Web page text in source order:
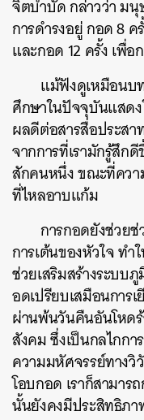
จิตบำบัด กล่าวว่า มนุ
การดำรงอยู่ กอด 8
และกอด 12 ครั้ง เพื่
แม้ฟังดูเหมือนบ
ศึกษาในปัจจุบันแสด
ผลดีต่อสารสื่อประสา
จากการที่เรามักรู้สึก
สักคนหนึ่ง ขณะที่ควา
ที่ไหลอาบแก้ม
การกอดยังช่วย
การเต้นของหัวใจ ท
ช่วยเสริมสร้างระบบ
อดเปรียบเสมือนการ
ผ่านพ้นวันคืนอันโหด
สังคม ซึ่งเป็นกลไกก
ความมหัศจรรย์ทางวิ
โอบกอด เราก็สามาร
นั้นยังคงมีประสิทธิภา